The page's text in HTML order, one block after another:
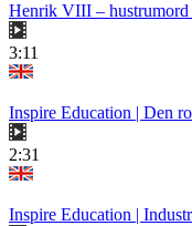
Henrik VIII – hustrumord
3:11
Inspire Education | Den
2:31
Inspire Education |